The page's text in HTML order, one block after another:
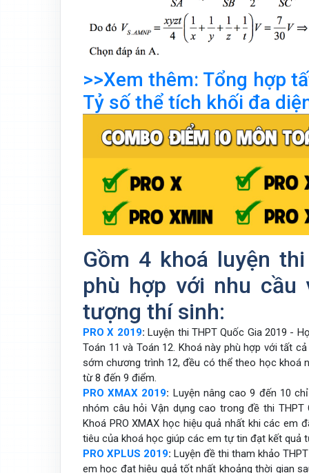
>>Xem thêm: Tổng hợp
Tỷ số thể tích khối đa
Gồm 4 khoá luyện
phù hợp với nhu
tượng thí sinh:
PRO X 2019: Luyện thi THPT Quốc Gia 2019 -
Toán 11 và Toán 12. Khoá này phù hợp với tất
sớm chương trình 12, đều có thể theo học khoá
từ 8 đến 9 điểm.
PRO XMAX 2019: Luyện nâng cao 9 đến 10
nhóm câu hỏi Vận dụng cao trong đề thi
Khoá PRO XMAX học hiệu quả nhất khi các em
tiêu của khoá học giúp các em tự tin đạt kết quả
PRO XPLUS 2019: Luyện đề thi tham khảo
em học đạt hiệu quả tốt nhất khoảng thời gian